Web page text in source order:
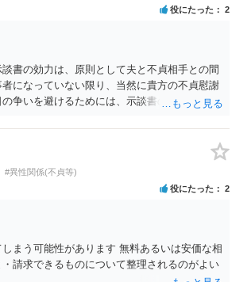
役にたった 2
書の効力は、原則として夫と不貞相手との間
になっていない限り、当然に貴方の不貞慰謝
争いを避けるためには、示談書の中に「本示
条項を入れる場合にも、「夫と不貞相手との
から示談金を受け取る場合、その名目や内容
別として）反論等されてこじれてしまう可能
求権への影響を明確にしておくことが重要で
痛、通院・治療の有無、診断内容、夫の説明
ついて双方同意があったとしても、身体的・
婚できないと伝えていた事情があるなら、結
。 なお、貴方から不貞相手へ請求する慰謝料
ありません。不貞期間、回数、婚姻期間、夫
#異性関係(不貞等)
役にたった 2
まう可能性があります 無料あるいは安価な相
請求できるものについて整理されるのがよい